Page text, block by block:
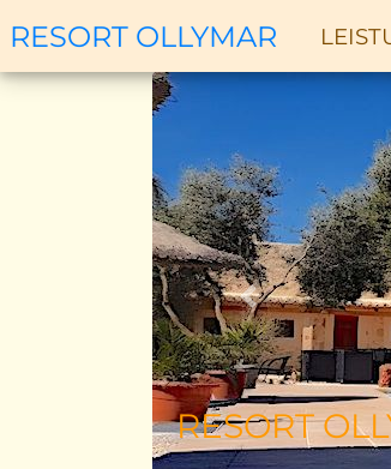
RESORT OLLYMAR
RESORT
Zurück